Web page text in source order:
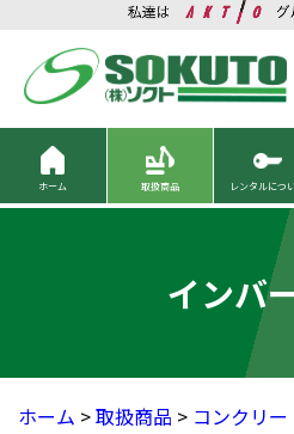
ホーム 取扱商品 レンタルにつ
インバ
ホーム >取扱商品 > コンクリ